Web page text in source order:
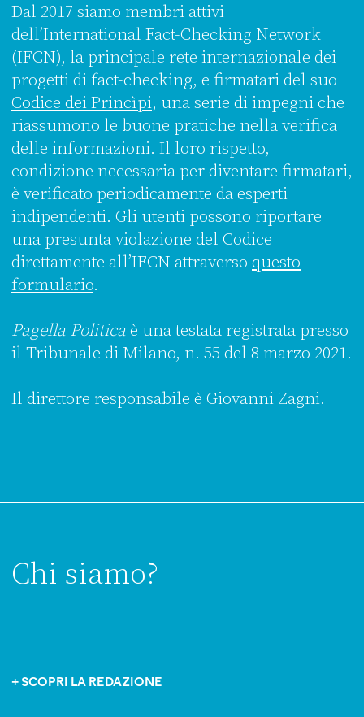
Dal 2017 siamo membri attivi
dell’International Fact-Checking Network
(IFCN), la principale rete internazionale dei
progetti di fact-checking, e firmatari del suo
Codice dei Princìpi, una serie di impegni che
riassumono le buone pratiche nella verifica
delle informazioni. Il loro rispetto,
condizione necessaria per diventare firmatari,
è verificato periodicamente da esperti
indipendenti. Gli utenti possono riportare
una presunta violazione del Codice
direttamente all’IFCN attraverso questo
formulario.
Pagella Politicaè una testata registrata presso
il Tribunale di Milano, n. 55 del 8 marzo 2021.
Il direttore responsabile è Giovanni Zagni.
Chi siamo?
+ SCOPRI LA REDAZIONE